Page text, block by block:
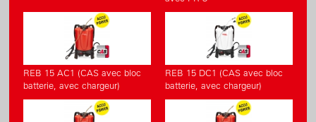
REB 15 AC1 (CAS avec bloc
batterie, avec chargeur)
REB 15 DC1 (CAS avec bloc
batterie, avec chargeur)